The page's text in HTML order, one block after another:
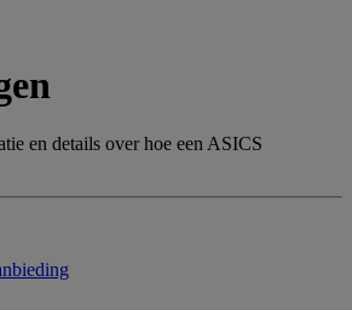
en details over hoe een ASICS